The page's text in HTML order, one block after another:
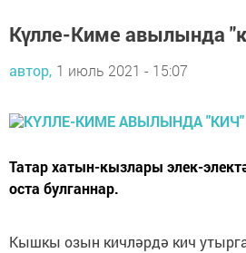
Күлле-Киме авылында
автор, 1 июль 2021 - 15:07
Татар хатын-кызлары элек-
оста булганнар.
Кышкы озын кичләрдә кич